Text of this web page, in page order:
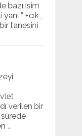
bazı isim
” +cık ,
tanesini
verilen bir
…